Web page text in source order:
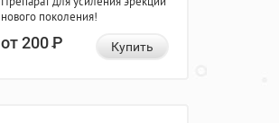
нового поколения!
от 200Р Купить